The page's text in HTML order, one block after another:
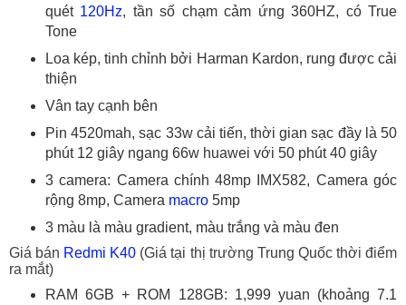
quét 120Hz, tần số chạm cảm ứng 360HZ, có True
Tone
Loa kép, tinh chỉnh bởi Harman Kardon, rung được cải
thiện
Vân tay cạnh bên
Pin 4520mah, sạc 33w cải tiến, thời gian sạc đầy là 50
phút 12 giây ngang 66w huawei với 50 phút 40 giây
3 camera: Camera chính 48mp IMX582, Camera góc
rộng 8mp, Camera macro 5mp
3 màu là màu gradient, màu trắng và màu đen
Giá bán Redmi K40 (Giá tại thị trường Trung Quốc thời điểm
ra mắt)
RAM 6GB + ROM 128GB: 1,999 yuan (khoảng 7.1